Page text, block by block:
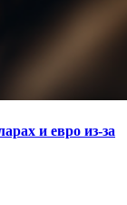
и евро из-за